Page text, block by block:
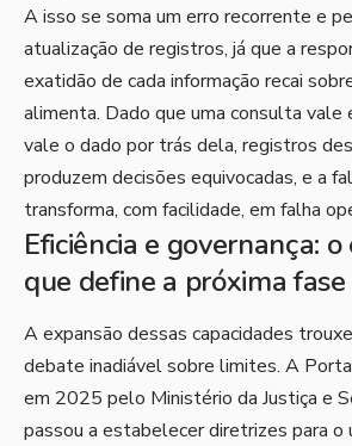
A isso se soma um erro recorrente e
atualização de registros, já que a
exatidão de cada informação recai
alimenta. Dado que uma consulta vale
vale o dado por trás dela, registros
produzem decisões equivocadas, e a
transforma, com facilidade, em falha
Eficiência e governança:
que define a próxima fase
A expansão dessas capacidades
debate inadiável sobre limites. A
em 2025 pelo Ministério da Justiça e
passou a estabelecer diretrizes para o